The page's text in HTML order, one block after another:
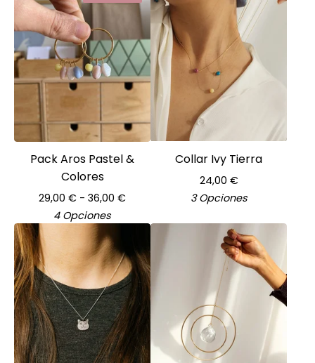
Pack Aros Pastel &
Colores
29,00 € - 36,00 €
4 Opciones
Collar Ivy Tierra
24,00 €
3 Opciones